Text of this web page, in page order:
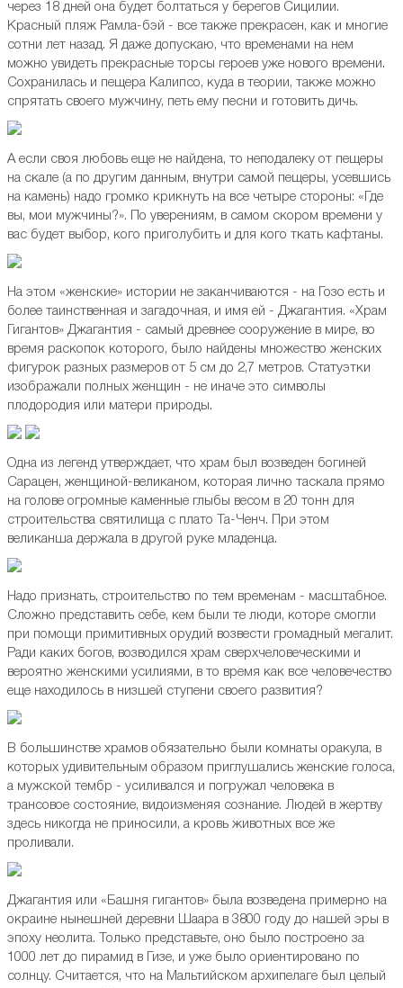
через 18 дней она будет болтаться у берегов Сицилии.
Красный пляж Рамла-бэй - все также прекрасен, как и многие
сотни лет назад. Я даже допускаю, что временами на нем
можно увидеть прекрасные торсы героев уже нового времени.
Сохранилась и пещера Калипсо, куда в теории, также можно
спрятать своего мужчину, петь ему песни и готовить дичь.
А если своя любовь еще не найдена, то неподалеку от пещеры
на скале (а по другим данным, внутри самой пещеры, усевшись
на камень) надо громко крикнуть на все четыре стороны: «Где
вы, мои мужчины?». По уверениям, в самом скором времени у
вас будет выбор, кого приголубить и для кого ткать кафтаны.
На этом «женские» истории не заканчиваются - на Гозо есть и
более таинственная и загадочная, и имя ей - Джагантия. «Храм
Гигантов» Джагантия - самый древнее сооружение в мире, во
время раскопок которого, было найдены множество женских
фигурок разных размеров от 5 см до 2,7 метров. Статуэтки
изображали полных женщин - не иначе это символы
плодородия или матери природы.
Одна из легенд утверждает, что храм был возведен богиней
Сарацен, женщиной-великаном, которая лично таскала прямо
на голове огромные каменные глыбы весом в 20 тонн для
строительства святилища с плато Та-Ченч. При этом
великанша держала в другой руке младенца.
Надо признать, строительство по тем временам - масштабное.
Сложно представить себе, кем были те люди, которе смогли
при помощи примитивных орудий возвести громадный мегалит.
Ради каких богов, возводился храм сверхчеловеческими и
вероятно женскими усилиями, в то время как все человечество
еще находилось в низшей ступени своего развития?
В большинстве храмов обязательно были комнаты оракула, в
которых удивительным образом приглушались женские голоса,
а мужской тембр - усиливался и погружал человека в
трансовое состояние, видоизменяя сознание. Людей в жертву
здесь никогда не приносили, а кровь животных все же
проливали.
Джагантия или «Башня гигантов» была возведена примерно на
окраине нынешней деревни Шаара в 3800 году до нашей эры в
эпоху неолита. Только представьте, оно было построено за
1000 лет до пирамид в Гизе, и уже было ориентировано по
солнцу. Считается, что на Мальтийском архипелаге был целый